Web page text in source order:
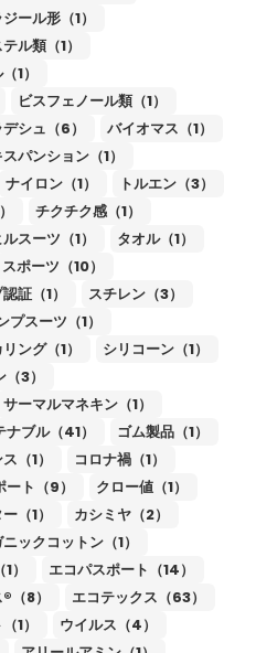
ール形（1）
ル類（1）
1）
ビスフェノール類（1）
シュ（6）
バイオマス（1）
パンション（1）
ナイロン（1）
トルエン（3）
チクチク感（1）
スーツ（1）
タオル（1）
スポーツ（10）
証（1）
スチレン（3）
プスーツ（1）
ング（1）
シリコーン（1）
3）
サーマルマネキン（1）
ブル（41）
ゴム製品（1）
（1）
コロナ禍（1）
ト（9）
クロー値（1）
（1）
カシミヤ（2）
ックコットン（1）
）
エコパスポート（14）
（8）
エコテックス（63）
1）
ウイルス（4）